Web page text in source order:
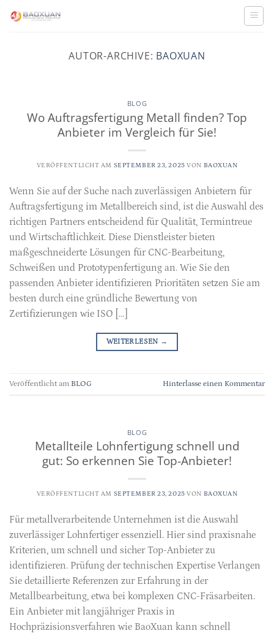
Inhalt
AUTOR-ARCHIVE: BAOXUAN
BLOG
Wo Auftragsfertigung Metall finden? Top
Anbieter im Vergleich für Sie!
VERÖFFENTLICHT AM SEPTEMBER 23, 2025 VON BAOXUAN
Wenn Sie auf der Suche nach zuverlässigen Anbietern für
Auftragsfertigung im Metallbereich sind, ist die Auswahl des
richtigen Partners entscheidend für Qualität, Termintreue
und Wirtschaftlichkeit. Diese Dienstleister bieten
maßgeschneiderte Lösungen für CNC-Bearbeitung,
Schweißen und Prototypenfertigung an. Wie Sie den
passenden Anbieter identifizieren Prioritäten setzen Sie am
besten durch eine gründliche Bewertung von
Zertifizierungen wie ISO […]
WEITERLESEN →
Veröffentlicht am BLOG Hinterlasse einen Kommentar
BLOG
Metallteile Lohnfertigung schnell und
gut: So erkennen Sie Top-Anbieter!
VERÖFFENTLICHT AM SEPTEMBER 23, 2025 VON BAOXUAN
Für metallverarbeitende Unternehmen ist die Auswahl
zuverlässiger Lohnfertiger essenziell. Hier sind praxisnahe
Kriterien, um schnell und sicher Top-Anbieter zu
identifizieren. Prüfung der technischen Expertise Verlangen
Sie detaillierte Referenzen zur Erfahrung in der
Metallbearbeitung, etwa bei komplexen CNC-Fräsarbeiten.
Ein Anbieter mit langjähriger Praxis in
Hochpräzisionsverfahren wie BaoXuan kann schnell